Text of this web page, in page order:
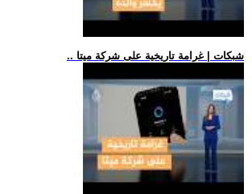
.. شبكات | غرامة تاريخية على شركة ميتا